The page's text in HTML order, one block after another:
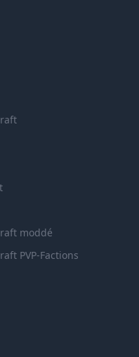
moddé
PVP-Factions